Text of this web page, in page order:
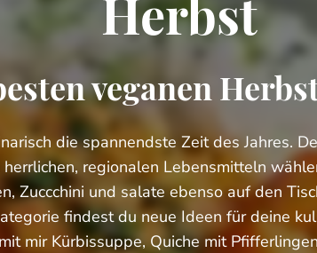
Herbst
veganen
die spannendste Zeit des Jahres.
regionalen Lebensmitteln
Zuccchini und salate ebenso auf den
findest du neue Ideen für deine
mir Kürbissuppe, Quiche mit